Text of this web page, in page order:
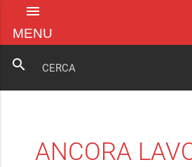
menu
MENU
search
ANCORA